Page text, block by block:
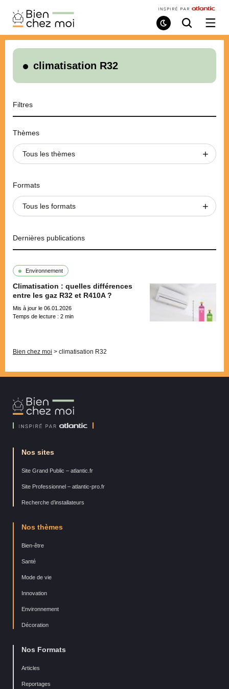
Bien
Chez
Moi
Mode
de
Recherche
/
le
climatisation R32
Filtres
Thèmes
Tous les thèmes
Formats
Tous les formats
Dernières publications
Environnement
Climatisation : quelles différences
entre les gaz R32 et R410A ?
Mis à jour le 06.01.2026
Temps de lecture : 2 min
Bien chez moi > climatisation R32
Bien
Chez
Nos sites
Site Grand Public – atlantic.fr
Site Professionnel – atlantic-pro.fr
Recherche d’installateurs
Nos thèmes
Bien-être
Santé
Mode de vie
Innovation
Environnement
Décoration
Nos Formats
Articles
Reportages